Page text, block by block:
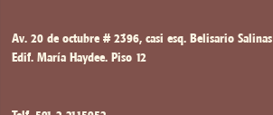
Av. 20 de octubre # 2396, casi esq. Belisario Salinas
Edif. María Haydee. Piso 12